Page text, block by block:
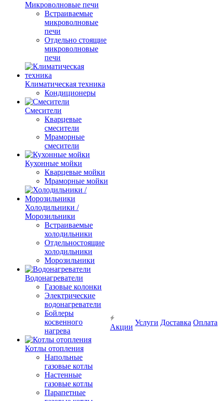
Микроволновые печи
Встраиваемые
микроволновые
печи
Отдельно стоящие
микроволновые
печи
Климатическая техника
Кондиционеры
Смесители
Кварцевые
смесители
Мраморные
смесители
Кухонные мойки
Кварцевые мойки
Мраморные мойки
Холодильники /
Морозильники
Встраиваемые
холодильники
Отдельностоящие
холодильники
Морозильники
Водонагреватели
Газовые колонки
Электрические
водонагреватели
Бойлеры
косвенного
нагрева
Котлы отопления
Напольные
газовые котлы
Настенные
газовые котлы
Парапетные
Акции
Услуги Доставка Оплата